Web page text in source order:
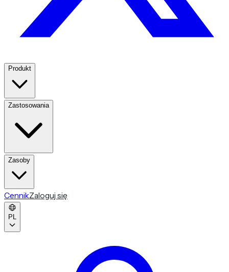
Produkt
Zastosowania
Zasoby
CennikZaloguj się
PL